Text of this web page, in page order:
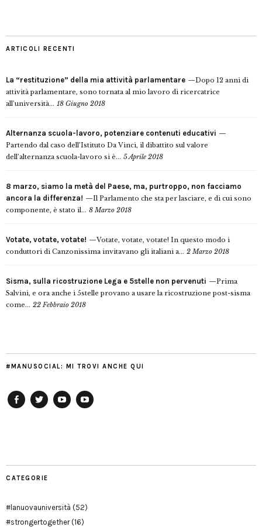
ARTICOLI RECENTI
La “restituzione” della mia attività parlamentare
Dopo 12 anni di
attività parlamentare, sono tornata al mio lavoro di ricercatrice
all’università... 18 Giugno 2018
Alternanza scuola-lavoro, potenziare contenuti educativi
Partendo dal caso dell’Istituto Da Vinci, il dibattito sul valore
dell’alternanza scuola-lavoro si è... 5 Aprile 2018
8 marzo, siamo la metà del Paese, ma, purtroppo, non facciamo
ancora la differenza!
Il Parlamento che sta per lasciare, e di cui sono
componente, è stato il... 8 Marzo 2018
Votate, votate, votate!
Votate, votate, votate! In questo modo i
conduttori di Canzonissima invitavano gli italiani a... 2 Marzo 2018
Sisma, sulla ricostruzione Lega e 5stelle non pervenuti
Prima
Salvini, e ora anche i 5stelle provano a usare la ricostruzione post-sisma
come... 22 Febbraio 2018
#MANUSOCIAL: MI TROVI ANCHE QUI
CATEGORIE
#lanuovauniversità (52)
#strongertogether(16)